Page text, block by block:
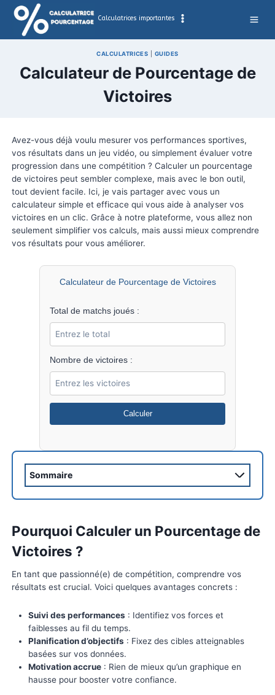
Aller
contenu
Calculatrices importantes
CALCULATRICES GUIDES
Calculateur de
Avez-vous déjà voulu mesurer vos performances
vos résultats dans un jeu vidéo, ou simplement
progression dans une compétition ? Calculer un
de victoires peut sembler complexe, mais avec le
tout devient facile. Ici, je vais partager avec vous un
victoires en un clic. Grâce à notre plateforme, vous
seulement simplifier vos calculs, mais aussi mieux
Total de matchs joués :
Nombre de victoires :
Sommaire
Pourquoi Calculer un
Victoires ?